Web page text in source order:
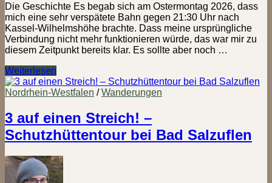
Die Geschichte Es begab sich am Ostermontag 2026, dass
mich eine sehr verspätete Bahn gegen 21:30 Uhr nach
Kassel-Wilhelmshöhe brachte. Dass meine ursprüngliche
Verbindung nicht mehr funktionieren würde, das war mir zu
diesem Zeitpunkt bereits klar. Es sollte aber noch …
Projekt
Paderborn:
51
Wanderung
in
Eigenregie
Von
Plänen
und
Weiterlesen
Nordrhein-Westfalen /Wanderungen
3 auf einen Streich! –
Schutzhüttentour bei Bad Salzuflen